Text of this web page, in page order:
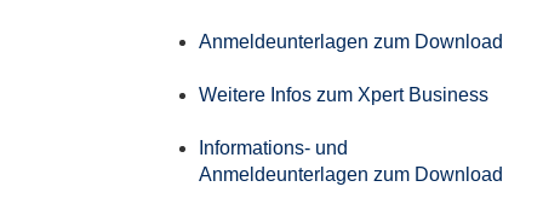
Anmeldeunterlagen zum Download
Weitere Infos zum Xpert Business
Informations- und
Anmeldeunterlagen zum Download